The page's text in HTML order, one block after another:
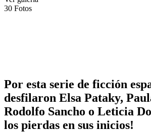
30 Fotos
Por esta serie de ficción
desfilaron Elsa Pataky,
Rodolfo Sancho o Leticia
los pierdas en sus inicios!